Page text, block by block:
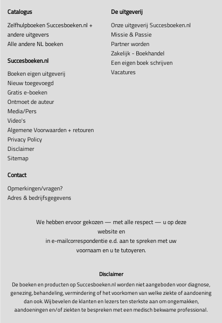
Catalogus
Zelfhulpboeken Succesboeken.nl +
andere uitgevers
Alle andere NL boeken
Succesboeken.nl
Boeken eigen uitgeverij
Nieuw toegevoegd
Gratis e-boeken
Ontmoet de auteur
Media/Pers
Video's
Algemene Voorwaarden + retouren
Privacy Policy
Disclaimer
Sitemap
De uitgeverij
Onze uitgeverij Succesboeken.nl
Missie & Passie
Partner worden
Zakelijk - Boekhandel
Een eigen boek schrijven
Vacatures
Contact
Opmerkingen/vragen?
Adres & bedrijfsgegevens
We hebben ervoor gekozen — met alle respect — u op deze
website en
in e-mailcorrespondentie e.d. aan te spreken met uw
voornaam en u te tutoyeren.
Disclaimer
De boeken en producten op Succesboeken.nl worden niet aangeboden voor diagnose,
genezing, behandeling, vermindering of het voorkomen van welke ziekte of aandoening
dan ook. Wij bevelen de klanten en lezers ten sterkste aan om ongemakken,
aandoeningen en/of ziekten te bespreken met een medisch bekwame professional.